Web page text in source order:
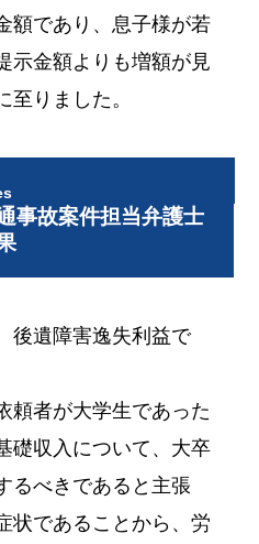
額であり、息子様が若
示金額よりも増額が見
至りました。
事故案件担当弁護士
後遺障害逸失利益で
頼者が大学生であった
礎収入について、大卒
るべきであると主張
状であることから、労